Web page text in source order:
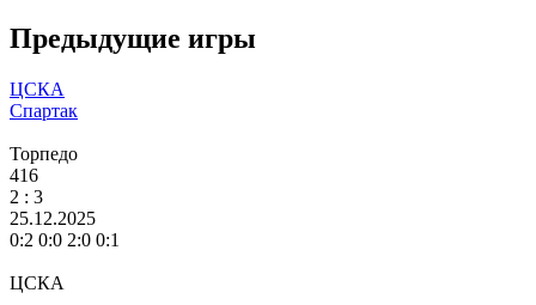
Предыдущие игры
ЦСКА
Спартак
Торпедо
416
2 : 3
25.12.2025
0:2 0:0 2:0 0:1
ЦСКА